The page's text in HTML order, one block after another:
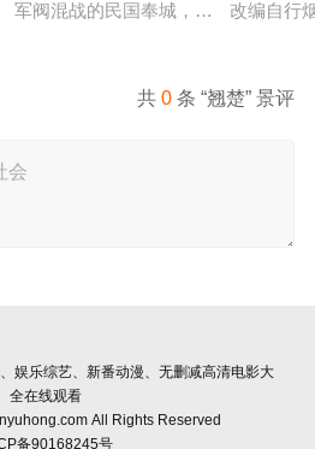
，讲述了邻家女孩庞倩（苏晓彤 饰
军阀混战的民国奉城，玉佛头离奇失
改编自行
共0 条 “翘楚” 景评
娱乐综艺、新番动漫、无删减高清电影大
全在线观看
All Rights Reserved
备90168245号